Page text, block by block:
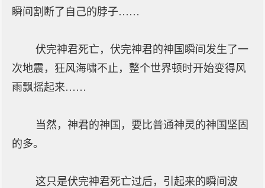
瞬间割断了自己的脖子……
伏完神君死亡，伏完神君的神国瞬间发生了一
次地震，狂风海啸不止，整个世界顿时开始变得风
雨飘摇起来……
当然，神君的神国，要比普通神灵的神国坚固
的多。
这只是伏完神君死亡过后，引起来的瞬间波